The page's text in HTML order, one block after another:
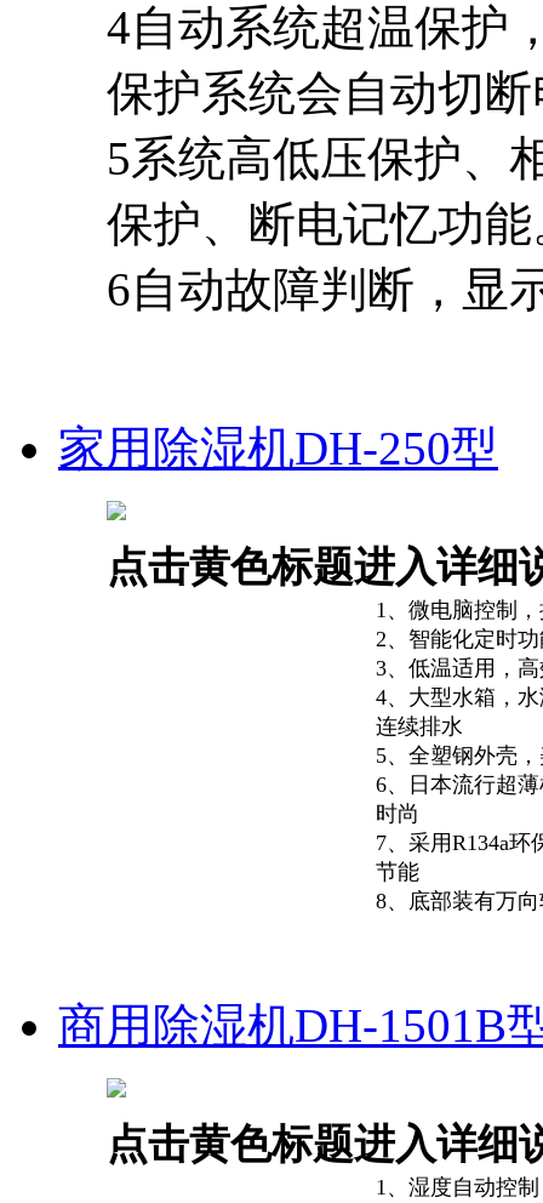
4自动系统超温保护
保护系统会自动切
5系统高低压保护、
保护、断电记忆功能
6自动故障判断，显
家用除湿机DH-250型
点击黄色标题进入详细
1、微电脑控制
2、智能化定时
3、低温适用，
4、大型水箱，
连续排水
5、全塑钢外壳
6、日本流行超
时尚
7、采用R134a环
节能
8、底部装有万
商用除湿机DH-1501B
点击黄色标题进入详细
1、湿度自动控制